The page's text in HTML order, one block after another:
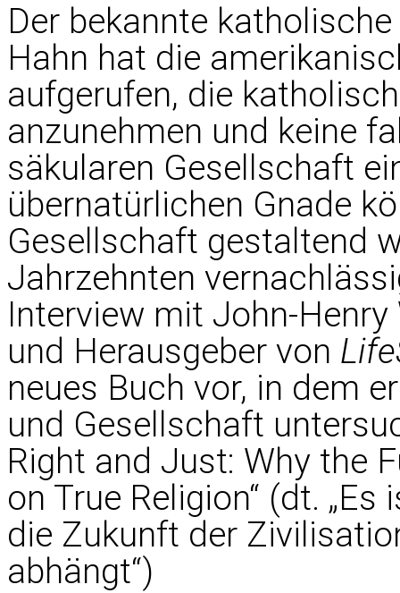
Der bekannte
Hahn hat die
aufgerufen, die
anzunehmen und keine
säkularen Gesellschaft
übernatürlichen Gnade
Gesellschaft gestaltend
Jahrzehnten
Interview mit John-
und Herausgeber von
neues Buch vor, in dem
und Gesellschaft
Right and Just: Why the
on True Religion“ (dt.
die Zukunft der
abhängt“)